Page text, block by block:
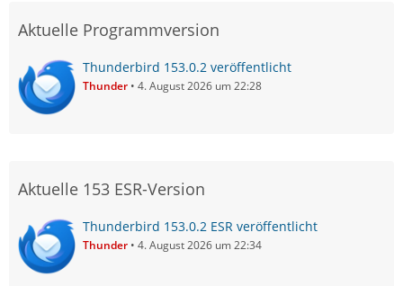
Aktuelle Programmversion
Thunderbird 153.0.2 veröffentlicht
Thunder 4. August 2026 um 22:28
Aktuelle 153 ESR-Version
Thunderbird 153.0.2 ESR veröffentlicht
Thunder 4. August 2026 um 22:34